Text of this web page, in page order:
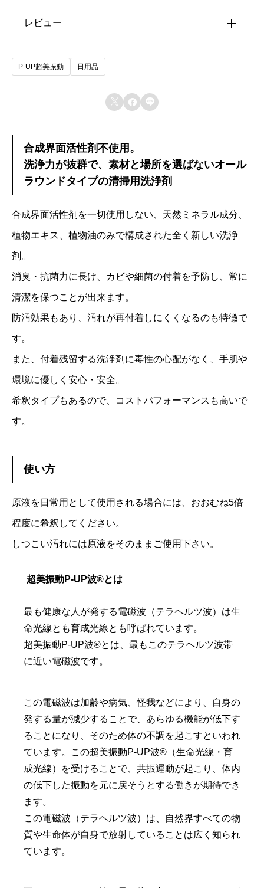
ォ
用途・内容量
日常用480ml, しつこい汚れ用480ml, 詰替
レビュー
以前にこの商品を購入したことのあるログイン済
みのユーザーのみレビューを残すことができま
P-UP超美振動 日用品
  
合成界面活性剤不使用。
洗浄力が抜群で、素材と場所を選ばないオール
ラウンドタイプの清掃用洗浄剤
合成界面活性剤を一切使用しない、天然ミネラル成分、
植物エキス、植物油のみで構成された全く新しい洗浄
剤。
消臭・抗菌力に長け、カビや細菌の付着を予防し、常に
清潔を保つことが出来ます。
防汚効果もあり、汚れが再付着しにくくなるのも特徴で
す。
また、付着残留する洗浄剤に毒性の心配がなく、手肌や
環境に優しく安心・安全。
希釈タイプもあるので、コストパフォーマンスも高いで
す。
使い方
原液を日常用として使用される場合には、おおむね5倍
程度に希釈してください。
しつこい汚れには原液をそのままご使用下さい。
超美振動P-UP波®とは
最も健康な人が発する電磁波（テラヘルツ波）は生
命光線とも育成光線とも呼ばれています。
超美振動P-UP波®とは、最もこのテラヘルツ波帯
に近い電磁波です。
この電磁波は加齢や病気、怪我などにより、自身の
発する量が減少することで、あらゆる機能が低下す
ることになり、そのため体の不調を起こすといわれ
ています。この超美振動P-UP波®（生命光線・育
成光線）を受けることで、共振運動が起こり、体内
の低下した振動を元に戻そうとする働きが期待でき
ます。
この電磁波（テラヘルツ波）は、自然界すべての物
質や生命体が自身で放射していることは広く知られ
ています。